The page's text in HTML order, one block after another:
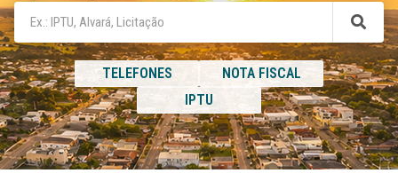
TELEFONES
NOTA FISCAL
IPTU